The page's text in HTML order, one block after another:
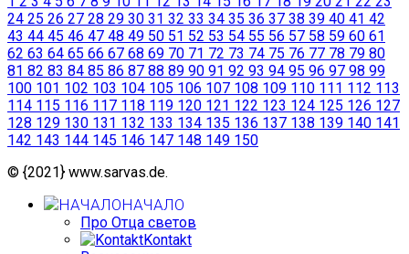
24 25 26 27 28 29 30 31 32 33 34 35 36 37 38 39 40 41 42
43 44 45 46 47 48 49 50 51 52 53 54 55 56 57 58 59 60 61
62 63 64 65 66 67 68 69 70 71 72 73 74 75 76 77 78 79 80
81 82 83 84 85 86 87 88 89 90 91 92 93 94 95 96 97 98 99
100 101 102 103 104 105 106 107 108 109 110 111 112 113
114 115 116 117 118 119 120 121 122 123 124 125 126 127
128 129 130 131 132 133 134 135 136 137 138 139 140 141
142 143 144 145 146 147 148 149 150
© {2021} www.sarvas.de.
НАЧАЛО
Про Отца светов
Kontakt